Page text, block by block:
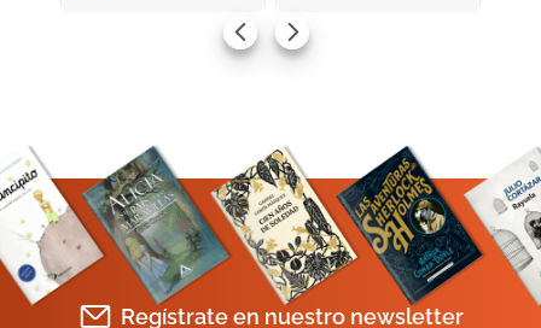
Regístrate en nuestro newsletter